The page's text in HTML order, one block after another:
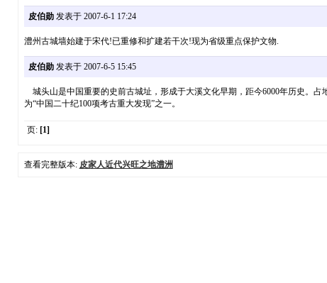
皮伯勋发表于 2007-6-1 17:24
澧州古城墙始建于宋代!已重修和扩建若干次!现为省级重点保护文物.
皮伯勋发表于 2007-6-5 15:45
城头山是中国重要的史前古城址，形成于大溪文化早期，距今6000年历史。占
为“中国二十纪100项考古重大发现”之一。
页: [1]
查看完整版本: 皮家人近代兴旺之地澧洲